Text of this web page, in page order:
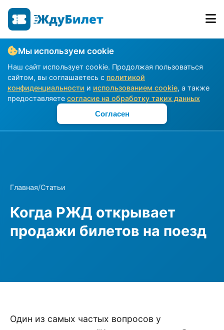
Мы используем cookie
Наш сайт использует cookie. Продолжая пользоваться
сайтом, вы соглашаетесь с политикой
конфиденциальности и использованием cookie, а также
предоставляете согласие на обработку таких данных
Согласен
Главная/Статьи
Когда РЖД открывает
продажи билетов на поезд
Один из самых частых вопросов у